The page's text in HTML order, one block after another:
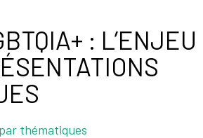
: L’ENJEU
par thématiques